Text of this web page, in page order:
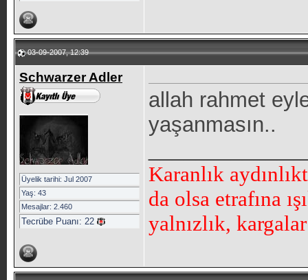
03-09-2007, 12:39
Schwarzer Adler
Üyelik tarihi: Jul 2007
Yaş: 43
Mesajlar: 2.460
Tecrübe Puanı: 22
allah rahmet
yaşanmasın..
Karanlık
da olsa etrafına
yalnızlık,